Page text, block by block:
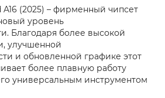
(2025) – фирменный чипсет
уровень
Благодаря более высокой
улучшенной
и обновленной графике этот
более плавную работу
универсальным инструментом